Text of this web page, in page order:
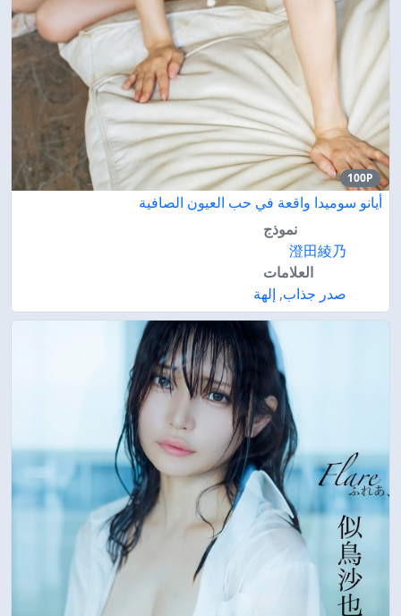
100P
أيانو سوميدا واقعة في حب العيون الصافية
نموذج
澄田綾乃
العلامات
صدر جذاب, إلهة